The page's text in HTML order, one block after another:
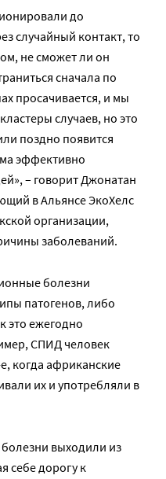
до
случайный контакт, то
не сможет ли он
сначала по
просачивается, и мы
случаев, но это
поздно появится
эффективно
– говорит Джонатан
в Альянсе ЭкоХелс
организации,
заболеваний.
болезни
патогенов, либо
это ежегодно
СПИД человек
когда африканские
их и употребляли в
выходили из
себе дорогу к